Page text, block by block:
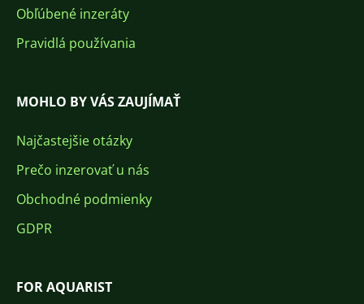
Obľúbené inzeráty
Pravidlá používania
MOHLO BY VÁS ZAUJÍMAŤ
Najčastejšie otázky
Prečo inzerovať u nás
Obchodné podmienky
GDPR
FOR AQUARIST